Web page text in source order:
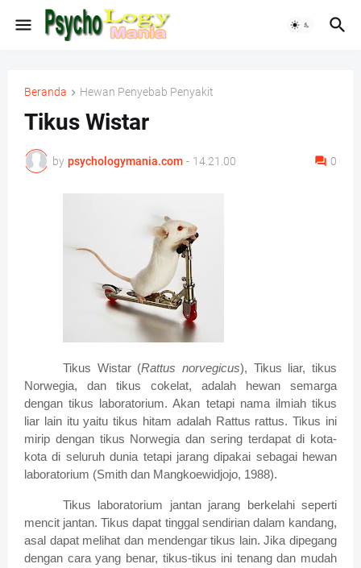
Beranda Hewan Penyebab Penyakit
Tikus Wistar
by psychologymania.com - 14.21.00 0
Tikus Wistar (Rattus norvegicus), Tikus liar, tikus
Norwegia, dan tikus cokelat, adalah hewan semarga
dengan tikus laboratorium. Akan tetapi nama ilmiah tikus
liar lain itu yaitu tikus hitam adalah Rattus rattus. Tikus ini
mirip dengan tikus Norwegia dan sering terdapat di kota-
kota di seluruh dunia tetapi jarang dipakai sebagai hewan
laboratorium (Smith dan Mangkoewidjojo, 1988).
Tikus laboratorium jantan jarang berkelahi seperti
mencit jantan. Tikus dapat tinggal sendirian dalam kandang,
asal dapat melihat dan mendengar tikus lain. Jika dipegang
dengan cara yang benar, tikus-tikus ini tenang dan mudah